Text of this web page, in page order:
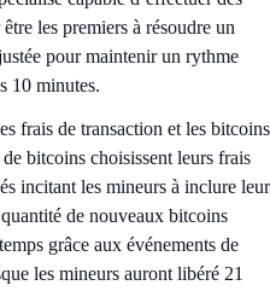
les premiers à résoudre un
pour maintenir un rythme
10 minutes.
frais de transaction et les bitcoins
bitcoins choisissent leurs frais
incitant les mineurs à inclure leur
de nouveaux bitcoins
grâce aux événements de
les mineurs auront libéré 21